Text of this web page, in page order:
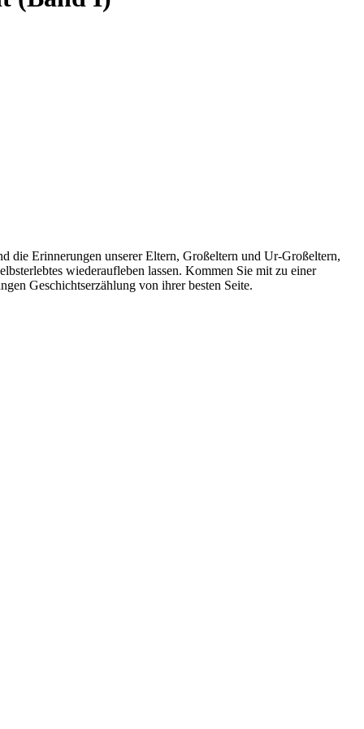
die Erinnerungen unserer Eltern, Großeltern und Ur-Großeltern,
wiederaufleben lassen. Kommen Sie mit zu einer
Geschichtserzählung von ihrer besten Seite.